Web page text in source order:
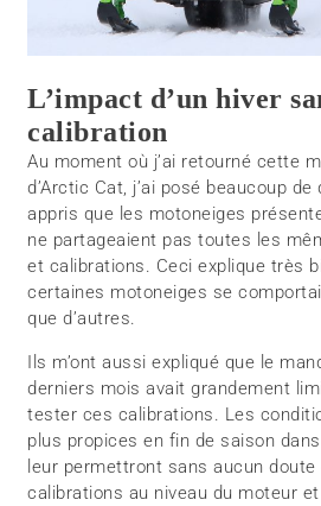
L’impact d’un hiver
calibration
Au moment où j’ai retourné cette
d’Arctic Cat, j’ai posé beaucoup
appris que les motoneiges
ne partageaient pas toutes les
et calibrations. Ceci explique très
certaines motoneiges se
que d’autres.
Ils m’ont aussi expliqué que le
derniers mois avait grandement
tester ces calibrations. Les
plus propices en fin de saison
leur permettront sans aucun
calibrations au niveau du moteur